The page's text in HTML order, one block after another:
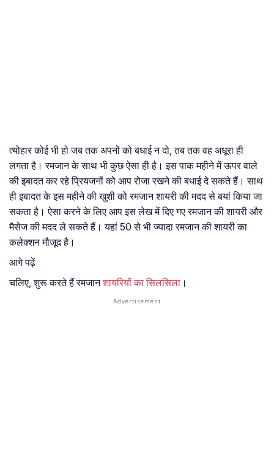
त्योहार कोई भी हो जब तक अपनों को बधाई न दो, तब तक वह अधूरा ही
लगता है। रमजान के साथ भी कुछ ऐसा ही है। इस पाक महीने में ऊपर वाले
की इबादत कर रहे प्रियजनों को आप रोजा रखने की बधाई दे सकते हैं। साथ
ही इबादत के इस महीने की खुशी को रमजान शायरी की मदद से बयां किया जा
सकता है। ऐसा करने के लिए आप इस लेख में दिए गए रमजान की शायरी और
मैसेज की मदद ले सकते हैं। यहां 50 से भी ज्यादा रमजान की शायरी का
कलेक्शन मौजूद है।
आगे पढ़ें
चलिए, शुरू करते हैं रमजानशायरियों का सिलसिला ।